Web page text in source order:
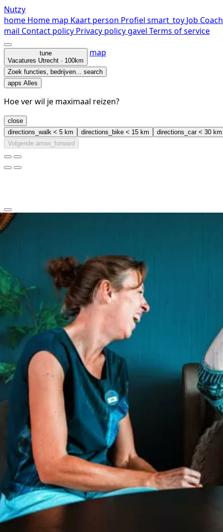
Nutzy
home Home map Kaart person Profiel smart_toy Job Coach
mail Contact policy Privacy policygavel Terms of service
tune
Vacatures Utrecht · 100km
map
Zoek functies, bedrijven... search
apps Alles
Hoe ver wil je maximaal reizen?
close
directions_walk < 5 km directions_bike < 15 km directions_car< 30 km
Volgende arrow_forward
clear